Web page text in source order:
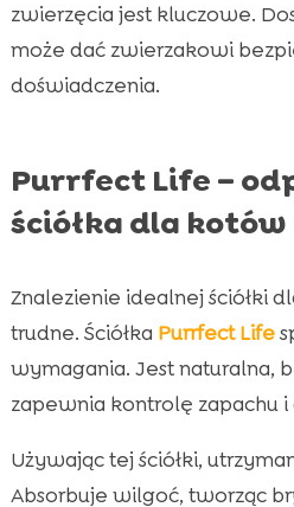
zwierzęcia jest kluczowe.
może dać zwierzakowi
doświadczenia.
Purrfect Life –
ściółka dla kotów
Znalezienie idealnej ściółki
trudne. Ściółka Purrfect Life
wymagania. Jest naturalna,
zapewnia kontrolę zapachu
Używając tej ściółki,
Absorbuje wilgoć, tworząc